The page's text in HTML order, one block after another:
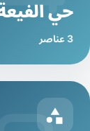
حي
3 عناصر